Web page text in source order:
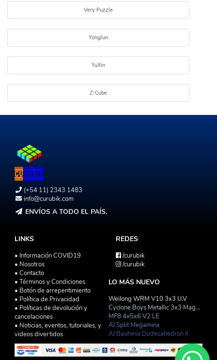
Very Puzzle
YongJun
YuXin
Z-Cube
(+54 11) 2343 1483
info@curubik.com
ENVÍOS A TODO EL PAÍS.
LINKS
• Información COVID19
• Nosotros
• Contacto
• Términos y Condiciones
• Botón de arrepentimiento
• Política de Privacidad
• Políticas de devolución y
cancelaciones
• Noticias, eventos, tutoriales, y
videos divertidos
REDES
/curubik
/curubik
LO MÁS NUEVO
Weilong WRM V10 3x3 U.V
Cyclone Boys Metallic 3x3 Magnetico Macaron
MF8 4x5x6 V2 LE
AJ Split Megaminx
AJ Bauhinia Dodecahedron II